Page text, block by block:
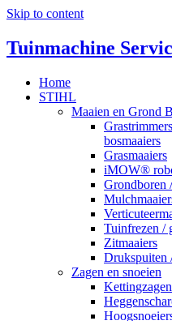
Skip to content
Tuinmachine
Home
STIHL
Maaien en Grond
bosmaaiers
Grasmaaiers
iMOW®
Grondboren
Tuinfrezen /
Zitmaaiers
Drukspuiten
Zagen en snoeien